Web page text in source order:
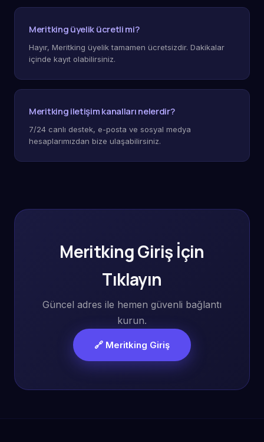
Meritking üyelik ücretli mi?
Hayır, Meritking üyelik tamamen ücretsizdir. Dakikalar
içinde kayıt olabilirsiniz.
Meritking iletişim kanalları nelerdir?
7/24 canlı destek, e-posta ve sosyal medya
hesaplarımızdan bize ulaşabilirsiniz.
Meritking Giriş İçin
Tıklayın
Güncel adres ile hemen güvenli bağlantı
kurun.
🔗 Meritking Giriş